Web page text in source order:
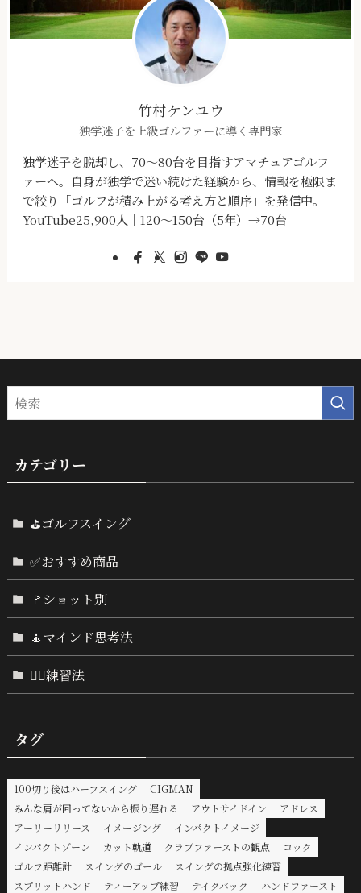
竹村ケンユウ
独学迷子を上級ゴルファーに導く専門家
独学迷子を脱却し、70～80台を目指すアマチュアゴルフ
ァーへ。自身が独学で迷い続けた経験から、情報を極限ま
で絞り「ゴルフが積み上がる考え方と順序」を発信中。
YouTube25,900人｜120～150台（5年）→70台
カテゴリー
⛳ゴルフスイング
✅おすすめ商品
🚩ショット別
🧘マインド思考法
🏌️‍♂️練習法
タグ
100切り後はハーフスイング
CIGMAN
みんな肩が回ってないから振り遅れる
アウトサイドイン
アドレス
アーリーリリース
イメージング
インパクトイメージ
インパクトゾーン
カット軌道 クラブファーストの観点
コック
ゴルフ距離計
スイングのゴール
スイングの拠点強化練習
スプリットハンド
ティーアップ練習 テイクバック
ハンドファースト